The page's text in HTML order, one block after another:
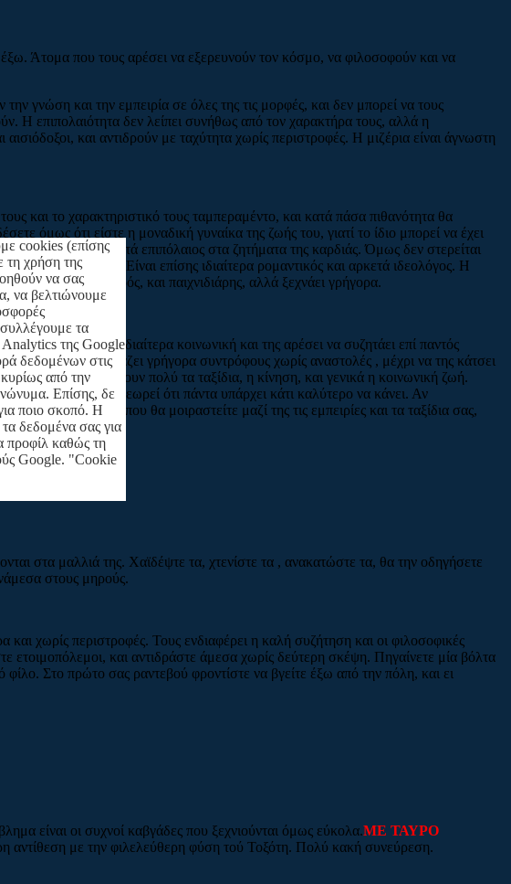
Άτομα που τους αρέσει να εξερευνούν τον κόσμο, να φιλοσοφούν και να
γνώση και την εμπειρία σε όλες της τις μορφές, και δεν μπορεί να τους
Η επιπολαιότητα δεν λείπει συνήθως από τον χαρακτήρα τους, αλλά η
και αντιδρούν με ταχύτητα χωρίς περιστροφές. Η μιζέρια είναι άγνωστη
και το χαρακτηριστικό τους ταμπεραμέντο, και κατά πάσα πιθανότητα θα
όμως ότι είστε η μοναδική γυναίκα της ζωής του, γιατί το ίδιο μπορεί να έχει
και αρκετά επιπόλαιος στα ζητήματα της καρδιάς. Όμως δεν στερείται
ενδιαφέρον του. Είναι επίσης ιδιαίτερα ρομαντικός και αρκετά ιδεολόγος. Η
είναι φλογερός, και παιχνιδιάρης, αλλά ξεχνάει γρήγορα.
της. Είναι ιδιαίτερα κοινωνική και της αρέσει να συζητάει επί παντός
γρήγορα, αλλάζει γρήγορα συντρόφους χωρίς αναστολές , μέχρι να της κάτσει
αγάπη. Της αρέσουν πολύ τα ταξίδια, η κίνηση, και γενικά η κοινωνική ζωή.
νοικοκυρά, καθώς θεωρεί ότι πάντα υπάρχει κάτι καλύτερο να κάνει. Αν
σύντροφο που θα μοιραστείτε μαζί της τις εμπειρίες και τα ταξίδια σας,
στα μαλλιά της. Χαϊδέψτε τα, χτενίστε τα , ανακατώστε τα, θα την οδηγήσετε
στους μηρούς.
και χωρίς περιστροφές. Τους ενδιαφέρει η καλή συζήτηση και οι φιλοσοφικές
και αντιδράστε άμεσα χωρίς δεύτερη σκέψη. Πηγαίνετε μία βόλτα
Στο πρώτο σας ραντεβού φροντίστε να βγείτε έξω από την πόλη, και ει
είναι οι συχνοί καβγάδες που ξεχνιούνται όμως εύκολα.ΜΕ ΤΑΥΡΟ
αντίθεση με την φιλελεύθερη φύση τού Τοξότη. Πολύ κακή συνεύρεση.
cookies (επίσης
τη χρήση της
να σας
να βελτιώνουμε
τα
της Google
δεδομένων στις
από την
Επίσης, δε
ποιο σκοπό. Η
δεδομένα σας για
προφίλ καθώς τη
Google. "Cookie